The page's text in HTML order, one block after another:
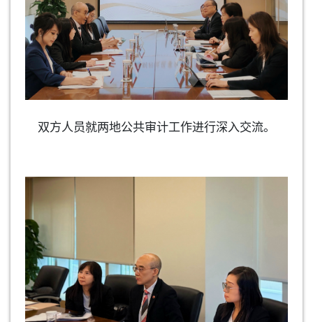
双方人员就两地公共审计工作进行深入交流。